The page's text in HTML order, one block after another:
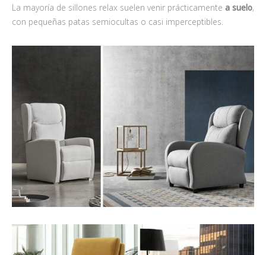
La mayoría de sillones relax suelen venir prácticamente a suelo,
con pequeñas patas semiocultas o casi imperceptibles.